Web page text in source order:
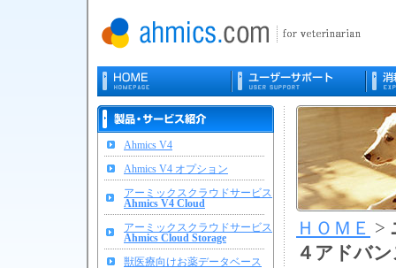
ＨＯＭＥ >
４アドバ
Ahmics V4
Ahmics V4 オプション
アーミックスクラウドサービス
Ahmics V4 Cloud
アーミックスクラウドサービス
Ahmics Cloud Storage
獣医療向けお薬データベース